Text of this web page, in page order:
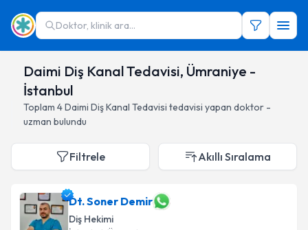
Doktor, klinik ara...
Daimi Diş Kanal Tedavisi, Ümraniye -
İstanbul
Toplam 4Daimi Diş Kanal Tedavisi tedavisi yapan doktor -
uzman bulundu
Filtrele Akıllı Sıralama
Dt. Soner Demir
Diş Hekimi